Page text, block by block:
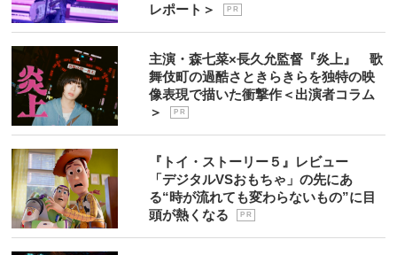
レポート＞
P R
主演・森七菜×長久允監督『炎上』 歌
舞伎町の過酷さときらきらを独特の映
像表現で描いた衝撃作＜出演者コラム
＞
P R
『トイ・ストーリー５』レビュー
「デジタルVSおもちゃ」の先にあ
る“時が流れても変わらないもの”に目
頭が熱くなる
P R